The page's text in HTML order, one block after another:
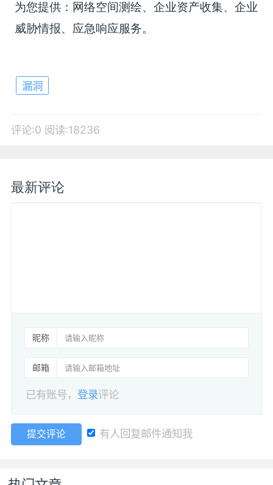
为您提供：网络空间测绘、企业资产收集、企业
威胁情报、应急响应服务。
漏洞
评论:0 阅读:18236
最新评论
昵称
邮箱
已有账号，登录评论
提交评论 有人回复邮件通知我